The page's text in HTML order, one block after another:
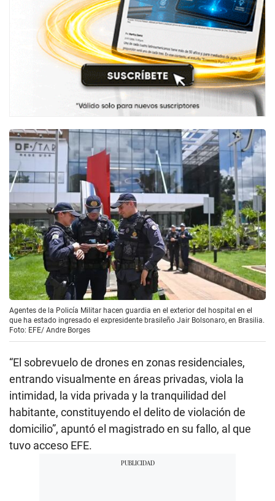
Agentes de la Policía Militar hacen guardia en el exterior del hospital en el
que ha estado ingresado el expresidente brasileño Jair Bolsonaro, en Brasilia.
Foto: EFE/ Andre Borges
“El sobrevuelo de drones en zonas residenciales,
entrando visualmente en áreas privadas, viola la
intimidad, la vida privada y la tranquilidad del
habitante, constituyendo el delito de violación de
domicilio”, apuntó el magistrado en su fallo, al que
tuvo acceso EFE.